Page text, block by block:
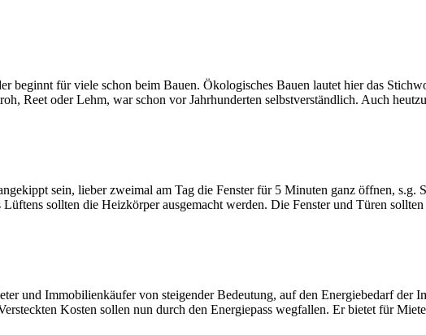
beginnt für viele schon beim Bauen. Ökologisches Bauen lautet hier das
Reet oder Lehm, war schon vor Jahrhunderten selbstverständlich. Auch
sein, lieber zweimal am Tag die Fenster für 5 Minuten ganz öffnen,
sollten die Heizkörper ausgemacht werden. Die Fenster und Türen
und Immobilienkäufer von steigender Bedeutung, auf den Energiebedarf der
Kosten sollen nun durch den Energiepass wegfallen. Er bietet für